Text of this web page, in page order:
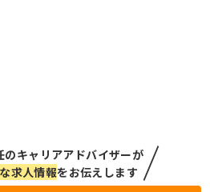
のキャリアアドバイザーが
求人情報をお伝えします